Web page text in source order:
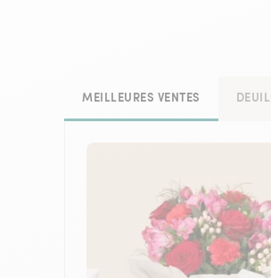
MEILLEURES VENTES DEUIL